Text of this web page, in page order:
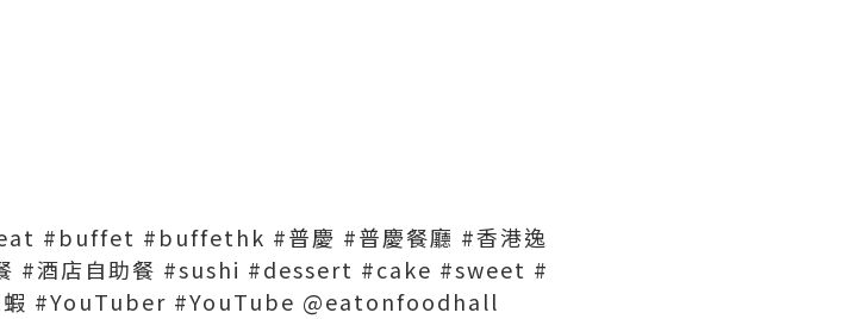
#buffet #buffethk #普慶 #普慶餐廳 #香港逸
#酒店自助餐 #sushi #dessert #cake #sweet #
#YouTuber #YouTube @eatonfoodhall